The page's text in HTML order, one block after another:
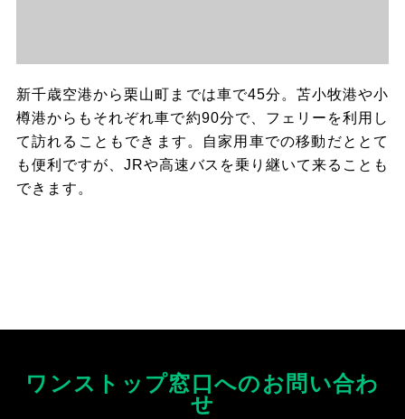
新千歳空港から栗山町までは車で45分。苫小牧港や小
樽港からもそれぞれ車で約90分で、フェリーを利用し
て訪れることもできます。自家用車での移動だととて
も便利ですが、JRや高速バスを乗り継いて来ることも
できます。
ワンストップ窓口へのお問い合わ
せ